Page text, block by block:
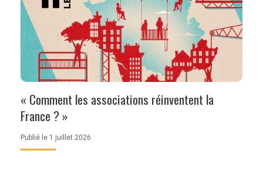
« Comment les associations réinventent la
France ? »
Publié le 1 juillet 2026